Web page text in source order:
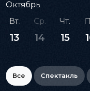
Октябрь
Вт.
13
Ср.
14
Чт.
15
Все Спектакль